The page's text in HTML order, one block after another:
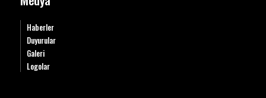
Haberler
Duyurular
Galeri
Logolar